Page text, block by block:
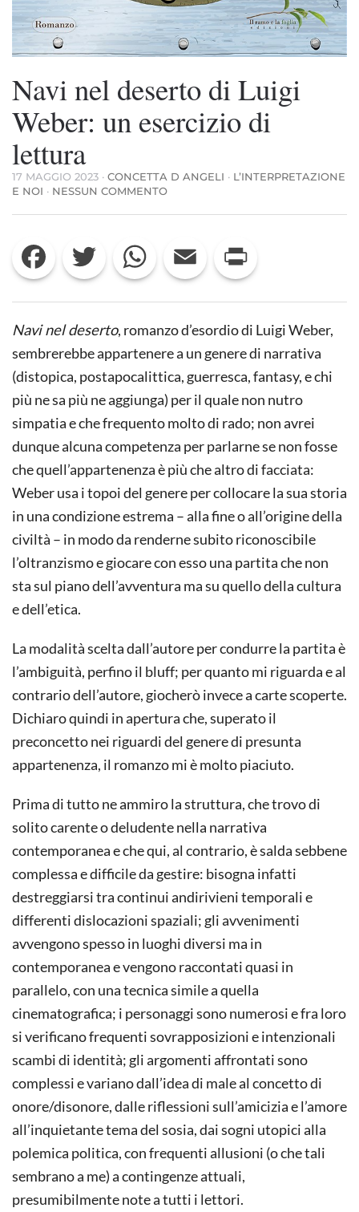
Navi nel deserto di Luigi
Weber: un esercizio di
lettura
17 MAGGIO 2023 · CONCETTA D ANGELI · L’INTERPRETAZIONE
E NOI · NESSUN COMMENTOSU
NEL
DI
LUIGI
WEBER:
ESERCIZIO
LETTURA
Facebook Twitter WhatsApp Email
Navi nel deserto, romanzo d’esordio di Luigi Weber,
sembrerebbe appartenere a un genere di narrativa
(distopica, postapocalittica, guerresca, fantasy, e chi
più ne sa più ne aggiunga) per il quale non nutro
simpatia e che frequento molto di rado; non avrei
dunque alcuna competenza per parlarne se non fosse
che quell’appartenenza è più che altro di facciata:
Weber usa i topoi del genere per collocare la sua storia
in una condizione estrema – alla fine o all’origine della
civiltà – in modo da renderne subito riconoscibile
l’oltranzismo e giocare con esso una partita che non
sta sul piano dell’avventura ma su quello della cultura
e dell’etica.
La modalità scelta dall’autore per condurre la partita è
l’ambiguità, perfino il bluff; per quanto mi riguarda e al
contrario dell’autore, giocherò invece a carte scoperte.
Dichiaro quindi in apertura che, superato il
preconcetto nei riguardi del genere di presunta
appartenenza, il romanzo mi è molto piaciuto.
Prima di tutto ne ammiro la struttura, che trovo di
solito carente o deludente nella narrativa
contemporanea e che qui, al contrario, è salda sebbene
complessa e difficile da gestire: bisogna infatti
destreggiarsi tra continui andirivieni temporali e
differenti dislocazioni spaziali; gli avvenimenti
avvengono spesso in luoghi diversi ma in
contemporanea e vengono raccontati quasi in
parallelo, con una tecnica simile a quella
cinematografica; i personaggi sono numerosi e fra loro
si verificano frequenti sovrapposizioni e intenzionali
scambi di identità; gli argomenti affrontati sono
complessi e variano dall’idea di male al concetto di
onore/disonore, dalle riflessioni sull’amicizia e l’amore
all’inquietante tema del sosia, dai sogni utopici alla
polemica politica, con frequenti allusioni (o che tali
sembrano a me) a contingenze attuali,
presumibilmente note a tutti i lettori.